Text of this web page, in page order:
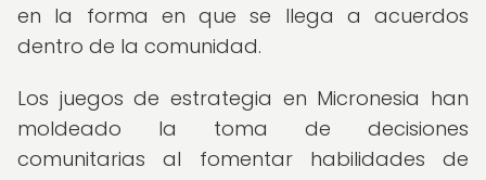
en la forma en que se llega a acuerdos
dentro de la comunidad.
Los juegos de estrategia en Micronesia han
moldeado la toma de decisiones
comunitarias al fomentar habilidades de